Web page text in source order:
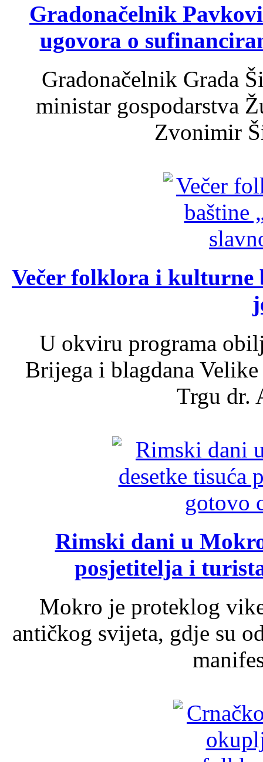
Gradonačelnik
ugovora o
Gradonačelnik Grada
ministar gospodarstva
Zvonimir
Večer folklora i kulturne
U okviru programa
Brijega i blagdana
Trgu dr.
Rimski dani u
posjetitelja i
Mokro je proteklog
antičkog svijeta, gdje su